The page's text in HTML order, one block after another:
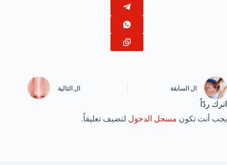
ال السابقة ال التالية
اترك ردّاً
يجب أنت تكون مسجل الدخول لتضيف تعليقاً.